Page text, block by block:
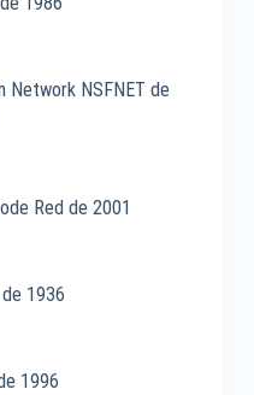
Network NSFNET de
Red de 2001
1936
1996